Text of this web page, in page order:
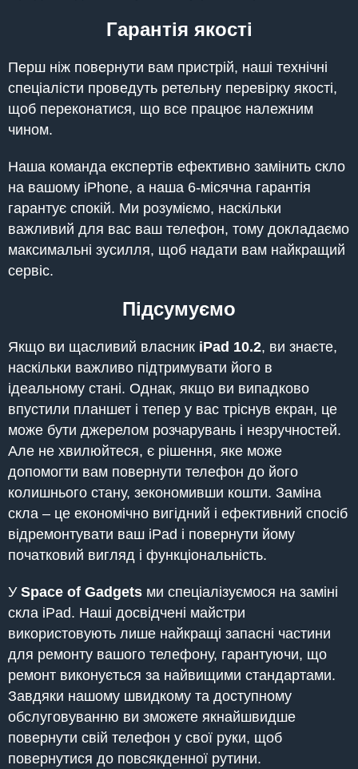
Гарантія якості
Перш ніж повернути вам пристрій, наші технічні
спеціалісти проведуть ретельну перевірку якості,
щоб переконатися, що все працює належним
чином.
Наша команда експертів ефективно замінить скло
на вашому iPhone, а наша 6-місячна гарантія
гарантує спокій. Ми розуміємо, наскільки
важливий для вас ваш телефон, тому докладаємо
максимальні зусилля, щоб надати вам найкращий
сервіс.
Підсумуємо
Якщо ви щасливий власник iPad 10.2, ви знаєте,
наскільки важливо підтримувати його в
ідеальному стані. Однак, якщо ви випадково
впустили планшет і тепер у вас тріснув екран, це
може бути джерелом розчарувань і незручностей.
Але не хвилюйтеся, є рішення, яке може
допомогти вам повернути телефон до його
колишнього стану, зекономивши кошти. Заміна
скла – це економічно вигідний і ефективний спосіб
відремонтувати ваш iPad і повернути йому
початковий вигляд і функціональність.
У Space of Gadgets ми спеціалізуємося на заміні
скла iPad. Наші досвідчені майстри
використовують лише найкращі запасні частини
для ремонту вашого телефону, гарантуючи, що
ремонт виконується за найвищими стандартами.
Завдяки нашому швидкому та доступному
обслуговуванню ви зможете якнайшвидше
повернути свій телефон у свої руки, щоб
повернутися до повсякденної рутини.